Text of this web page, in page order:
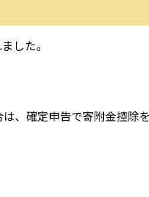
した。
、確定申告で寄附金控除